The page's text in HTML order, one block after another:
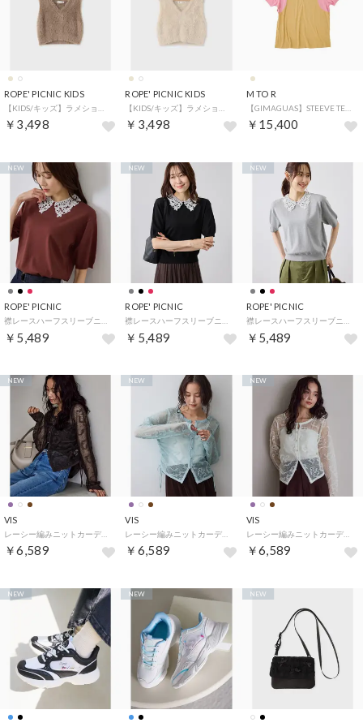
ROPE' PICNIC KIDS
￥3,498
ROPE' PICNIC KIDS
￥3,498
M TO R
【GIMAGUAS】STEEVE TEE COMBI UNISEX （ベージュ（27））
￥15,400
ROPE' PICNIC
￥5,489
NEW
ROPE' PICNIC
￥5,489
NEW
ROPE' PICNIC
￥5,489
NEW
VIS
￥6,589
NEW
VIS
￥6,589
NEW
VIS
レーシー編みニットカーディガン （キナリ（16））
￥6,589
NEW
NEW NEW NEW